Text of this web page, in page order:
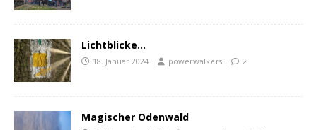
Lichtblicke…
18. Januar 2024 powerwalkers 2
Magischer Odenwald